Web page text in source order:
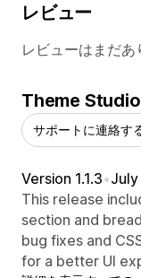
レビュー
レビューはまだあ
Theme
サポートに連絡す
Version 1.1.3•
This release
section and
bug fixes and
for a better UI